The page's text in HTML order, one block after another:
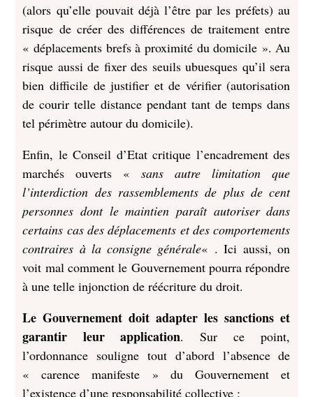
(alors qu’elle pouvait déjà l’être par les préfets) au
risque de créer des différences de traitement entre
« déplacements brefs à proximité du domicile ». Au
risque aussi de fixer des seuils ubuesques qu’il sera
bien difficile de justifier et de vérifier (autorisation
de courir telle distance pendant tant de temps dans
tel périmètre autour du domicile).
Enfin, le Conseil d’Etat critique l’encadrement des
marchés ouverts «sans autre limitation que
l’interdiction des rassemblements de plus de cent
personnes dont le maintien paraît autoriser dans
certains cas des déplacements et des comportements
contraires à la consigne générale« . Ici aussi, on
voit mal comment le Gouvernement pourra répondre
à une telle injonction de réécriture du droit.
Le Gouvernement doit adapter les sanctions et
garantir leur application. Sur ce point,
l’ordonnance souligne tout d’abord l’absence de
« carence manifeste » du Gouvernement et
l’existence d’une responsabilité collective :